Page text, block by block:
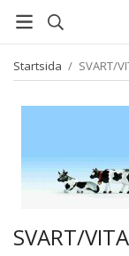
Startsida / SVART/
SVART/